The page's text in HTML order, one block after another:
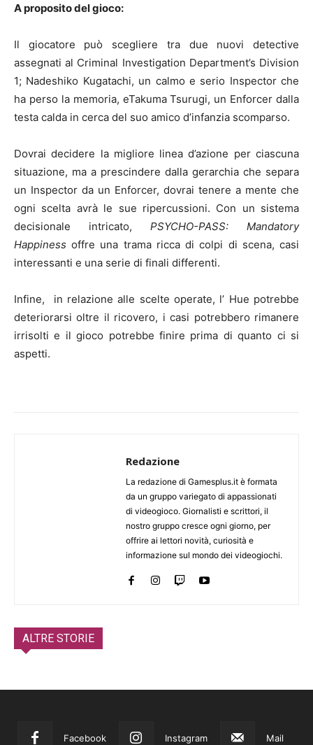
A proposito del gioco:
Il giocatore può scegliere tra due nuovi detective
assegnati al Criminal Investigation Department’s Division
1; Nadeshiko Kugatachi, un calmo e serio Inspector che
ha perso la memoria, eTakuma Tsurugi, un Enforcer dalla
testa calda in cerca del suo amico d’infanzia scomparso.
Dovrai decidere la migliore linea d’azione per ciascuna
situazione, ma a prescindere dalla gerarchia che separa
un Inspector da un Enforcer, dovrai tenere a mente che
ogni scelta avrà le sue ripercussioni. Con un sistema
decisionale intricato, PSYCHO-PASS: Mandatory
Happiness offre una trama ricca di colpi di scena, casi
interessanti e una serie di finali differenti.
Infine, in relazione alle scelte operate, l’ Hue potrebbe
deteriorarsi oltre il ricovero, i casi potrebbero rimanere
irrisolti e il gioco potrebbe finire prima di quanto ci si
aspetti.
Redazione
La redazione di Gamesplus.it è formata
da un gruppo variegato di appassionati
di videogioco. Giornalisti e scrittori, il
nostro gruppo cresce ogni giorno, per
offrire ai lettori novità, curiosità e
informazione sul mondo dei videogiochi.
ALTRE STORIE
Facebook Instagram Mail